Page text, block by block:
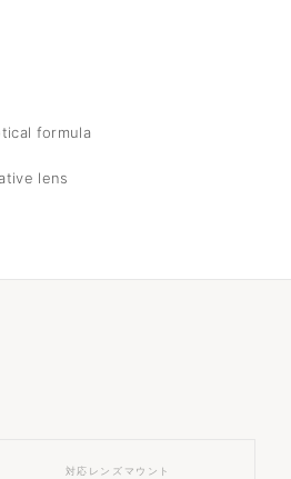
formula
lens
対応レンズマウント